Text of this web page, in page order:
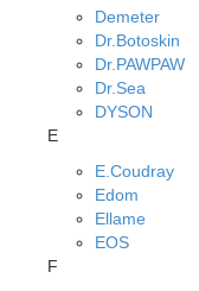
Demeter
Dr.Botoskin
Dr.PAWPAW
Dr.Sea
DYSON
E
E.Coudray
Edom
Ellame
EOS
F